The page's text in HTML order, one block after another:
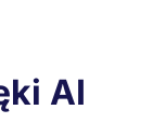
AI